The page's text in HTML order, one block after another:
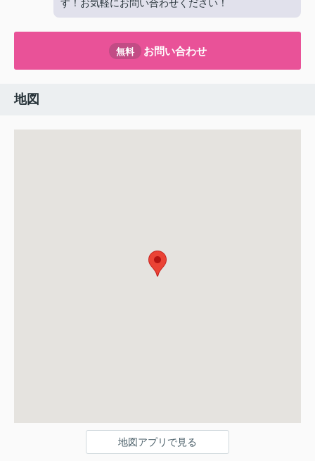
す！お気軽にお問い合わせください！
無料 お問い合わせ
地図
地図アプリで見る